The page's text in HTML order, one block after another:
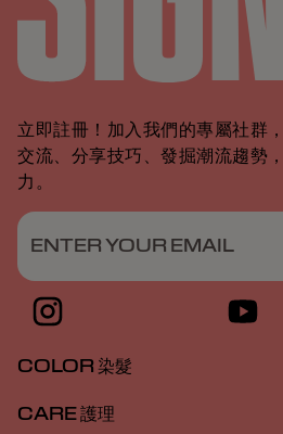
立即註冊！加入我們的專屬社群
交流、分享技巧、發掘潮流趨勢
力。
ENTER YOUR EMAIL
COLOR 染髮
CARE 護理